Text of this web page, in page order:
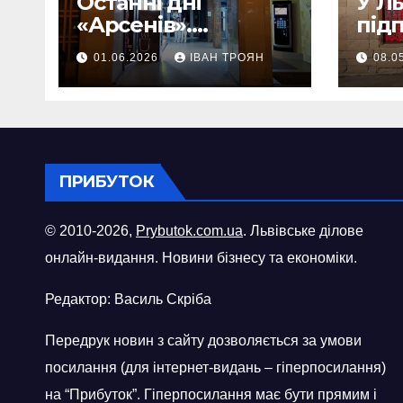
«Арсенів».
Фоторепортаж
01.06.2026 ІВАН ТРОЯН
ПРИБУТОК
© 2010-2026, Prybutok.com.ua. Львівське ділове
онлайн-видання. Новини бізнесу та економіки.
Редактор: Василь Скріба
Передрук новин з сайту дозволяється за умови
посилання (для інтернет-видань – гіперпосилання)
на “Прибуток”. Гіперпосилання має бути прямим і